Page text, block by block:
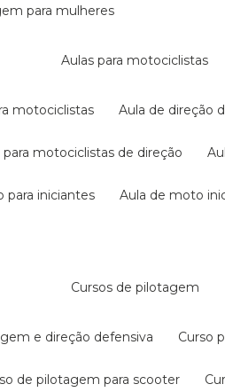
para mulheres
aulas para motociclistas
motociclistas aula de direção
para motociclistas de direção
para iniciantes aula de moto
cursos de pilotagem
e direção defensiva curso
de pilotagem para scooter